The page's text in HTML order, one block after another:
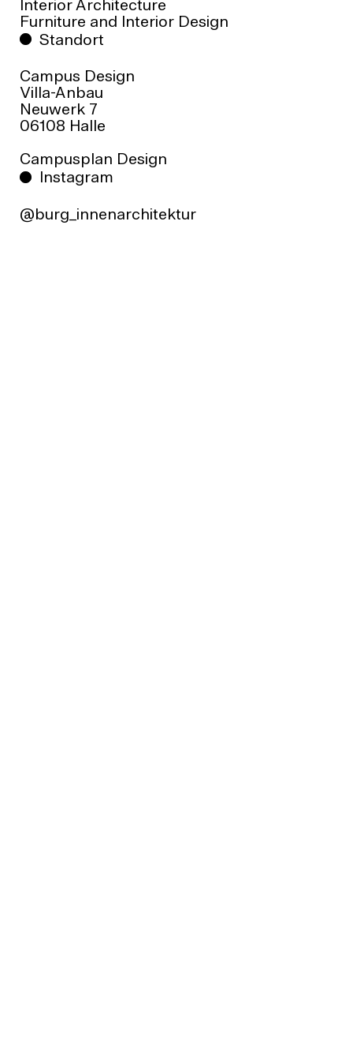
pro Jahr ca. 20 Studierende
REGELSTUDIENZEIT
KOSTEN
Keine Studiengebühren
INFORMATIONEN FÜR STUDIENINTERESSIERTE
Infos für Studieninteressierte
Rund um die Bewerbung
BEWERBEN FÜR EIN STUDIUM DER
INNENARCHITEKTUR
Interior Architecture
Furniture and Interior Design
Standort
Campus Design
Villa-Anbau
Neuwerk 7
06108 Halle
Campusplan Design
Instagram
@burg_innenarchitektur